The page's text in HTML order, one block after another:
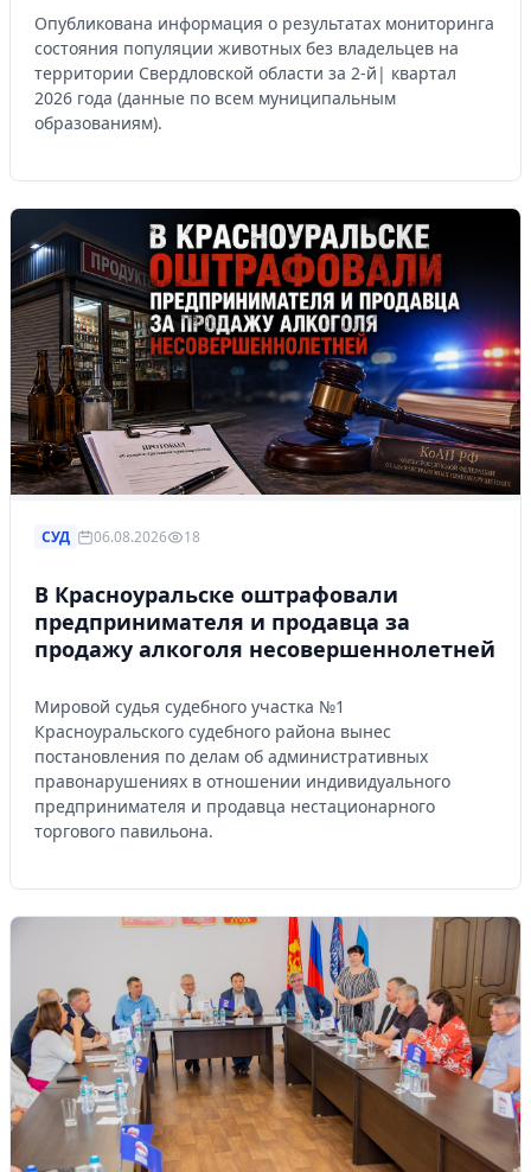
Опубликована информация о результатах мониторинга
состояния популяции животных без владельцев на
территории Свердловской области за 2-й| квартал
2026 года (данные по всем муниципальным
образованиям).
СУД 06.08.2026 18
В Красноуральске оштрафовали
предпринимателя и продавца за
продажу алкоголя несовершеннолетней
Мировой судья судебного участка №1
Красноуральского судебного района вынес
постановления по делам об административных
правонарушениях в отношении индивидуального
предпринимателя и продавца нестационарного
торгового павильона.